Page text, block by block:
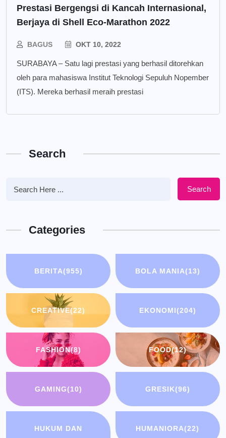
Prestasi Bergengsi di Kancah Internasional,
Berjaya di Shell Eco-Marathon 2022
BAGUS OKT 10, 2022
SURABAYA – Satu lagi prestasi yang berhasil ditorehkan
oleh para mahasiswa Institut Teknologi Sepuluh Nopember
(ITS). Mereka berhasil meraih prestasi
Search
Search
Categories
BERITA(955) BOLA MANIA(13)
CREATIVE(22) EKONOMI(204)
FASHION(8) FOOD(12)
GAMING(10) GRESIK(96)
HUKUM DAN
HUMANIORA(22)